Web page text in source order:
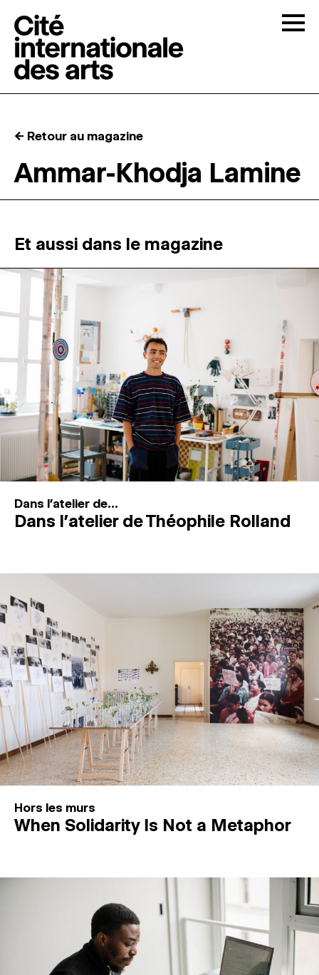
RÉSIDENCES ↓
ATELIERS OUVERTS
PROGRAMMATION
MAGAZINE
ESPACES DE PRATIQUE ARTISTIQUE ↓
Recherche
Connexion
← Retour au magazine
Ammar-Khodja Lamine
Et aussi dans le magazine
Dans l'atelier de...
Dans l’atelier de Théophile Rolland
Hors les murs
When Solidarity Is Not a Metaphor